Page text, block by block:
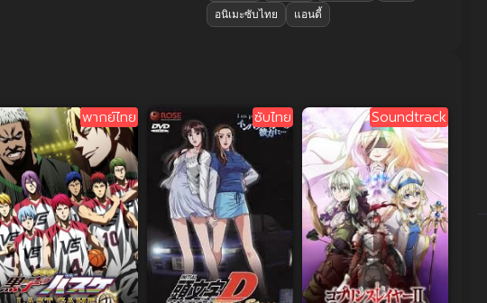
อนิเมะซับไทย
แอนดี้
พากย์ไทย ซับไทย Soundtrack